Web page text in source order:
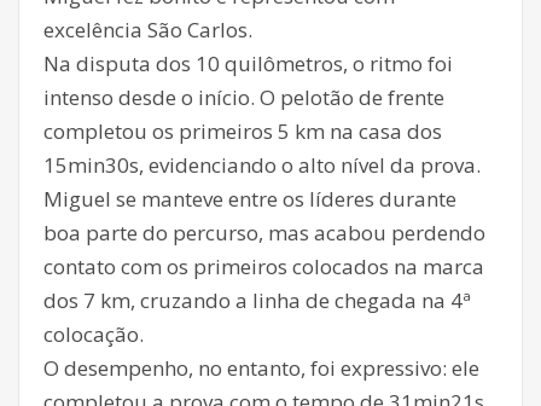
excelência São Carlos.
Na disputa dos 10 quilômetros, o ritmo foi
intenso desde o início. O pelotão de frente
completou os primeiros 5 km na casa dos
15min30s, evidenciando o alto nível da prova.
Miguel se manteve entre os líderes durante
boa parte do percurso, mas acabou perdendo
contato com os primeiros colocados na marca
dos 7 km, cruzando a linha de chegada na 4ª
colocação.
O desempenho, no entanto, foi expressivo: ele